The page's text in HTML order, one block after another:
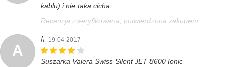
kablu) i nie taka cicha.
Recenzja zweryfikowana, potwierdzona zakupem
A
A 19-04-2017
Suszarka Valera Swiss Silent JET 8600 Ionic